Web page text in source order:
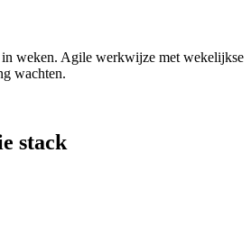
weken. Agile werkwijze met wekelijkse
wachten.
stack